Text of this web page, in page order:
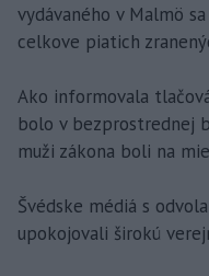
vydávaného v Malmö
celkove piatich
Ako informovala
bolo v bezprostrednej
muži zákona boli na
Švédske médiá s
upokojovali širokú